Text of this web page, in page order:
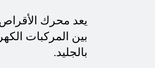
يعد محرك الأقراص
بين المركبات
بالجليد.